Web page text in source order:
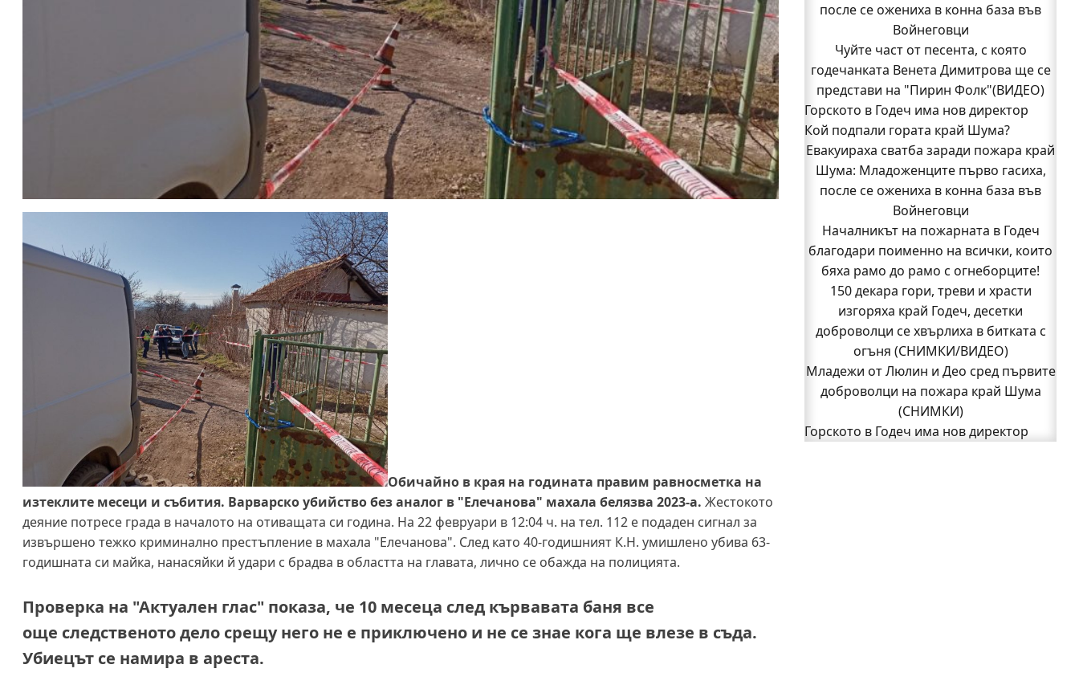
Обичайно в края на годината правим равносметка на
изтеклите месеци и събития. Варварско убийство без аналог в "Елечанова" махала белязва 2023-а. Жестокото
деяние потресе града в началото на отиващата си година. На 22 февруари в 12:04 ч. на тел. 112 е подаден сигнал за
извършено тежко криминално престъпление в махала "Елечанова". След като 40-годишният К.Н. умишлено убива 63-
годишната си майка, нанасяйки й удари с брадва в областта на главата, лично се обажда на полицията.
Проверка на "Актуален глас" показа, че 10 месеца след кървавата баня все
още следственото дело срещу него не е приключено и не се знае кога ще влезе в съда.
Убиецът се намира в ареста.
после се ожениха в конна база във
Войнеговци
Чуйте част от песента, с която
годечанката Венета Димитрова ще се
представи на "Пирин Фолк"(ВИДЕО)
Горското в Годеч има нов директор
Заповядайте! Магазинът на "Бозмов"
отваря врати в Годеч на 12 август
Бивш шеф на полицията в Годеч оглави
ОДМВР-Видин
Кой подпали гората край Шума?
Младежи от Люлин и Део сред първите
доброволци на пожара край Шума
(СНИМКИ)
Началникът на пожарната в Годеч
благодари поименно на всички, които
бяха рамо до рамо с огнеборците!
150 декара гори, треви и храсти
изгоряха край Годеч, десетки
доброволци се хвърлиха в битката с
огъня (СНИМКИ/ВИДЕО)
Полицията влиза в селата
Кой подпали гората край Шума?
Евакуираха сватба заради пожара край
Шума: Младоженците първо гасиха,
после се ожениха в конна база във
Войнеговци
Началникът на пожарната в Годеч
благодари поименно на всички, които
бяха рамо до рамо с огнеборците!
150 декара гори, треви и храсти
изгоряха край Годеч, десетки
доброволци се хвърлиха в битката с
огъня (СНИМКИ/ВИДЕО)
Младежи от Люлин и Део сред първите
доброволци на пожара край Шума
(СНИМКИ)
Горското в Годеч има нов директор